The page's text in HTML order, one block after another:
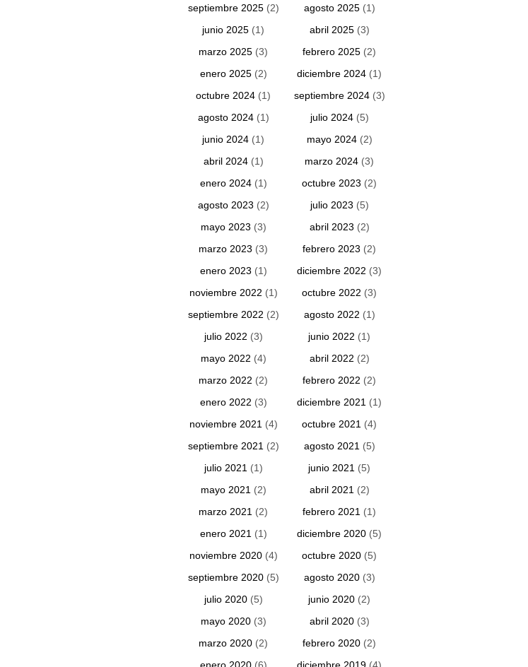
septiembre 2025(2) agosto 2025(1)
junio 2025 (1) abril 2025(3)
marzo 2025 (3) febrero 2025 (2)
enero 2025(2) diciembre 2024 (1)
octubre 2024 (1) septiembre 2024(3)
agosto 2024(1) julio 2024(5)
junio 2024 (1) mayo 2024(2)
abril 2024(1) marzo 2024 (3)
enero 2024(1) octubre 2023 (2)
agosto 2023 (2) julio 2023 (5)
mayo 2023 (3) abril 2023 (2)
marzo 2023 (3) febrero 2023 (2)
enero 2023 (1) diciembre 2022 (3)
noviembre 2022 (1) octubre 2022 (3)
septiembre 2022 (2) agosto 2022 (1)
julio 2022 (3) junio 2022 (1)
mayo 2022 (4) abril 2022 (2)
marzo 2022 (2) febrero 2022 (2)
enero 2022 (3) diciembre 2021 (1)
noviembre 2021 (4) octubre 2021 (4)
septiembre 2021 (2) agosto 2021 (5)
julio 2021 (1) junio 2021 (5)
mayo 2021 (2) abril 2021 (2)
marzo 2021 (2) febrero 2021 (1)
enero 2021 (1) diciembre 2020 (5)
noviembre 2020(4) octubre 2020 (5)
septiembre 2020(5) agosto 2020(3)
julio 2020(5) junio 2020 (2)
mayo 2020(3) abril 2020(3)
marzo 2020 (2) febrero 2020 (2)